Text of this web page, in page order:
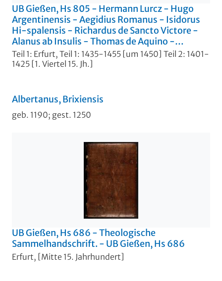
UB Gießen, Hs 805 - Hermann Lurcz - Hugo
Argentinensis - Aegidius Romanus - Isidorus
Hi-spalensis - Richardus de Sancto Victore -
Alanus ab Insulis - Thomas de Aquino -
Abbreviationes iuris. - UB Gießen, Hs 805
Teil 1: Erfurt, Teil 1: 1435-1455 [um 1450] Teil 2: 1401-
1425 [1. Viertel 15. Jh.]
Albertanus, Brixiensis
geb. 1190; gest. 1250
UB Gießen, Hs 686 - Theologische
Sammelhandschrift. - UB Gießen, Hs 686
Erfurt, [Mitte 15. Jahrhundert]